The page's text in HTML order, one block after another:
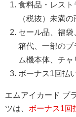
食料品・レスト
（税抜）未満の
セール品、福袋
箱代、一部の
ム機本体、チ
ボーナス1回払
エムアイカード プ
ツは、 ボーナス1回